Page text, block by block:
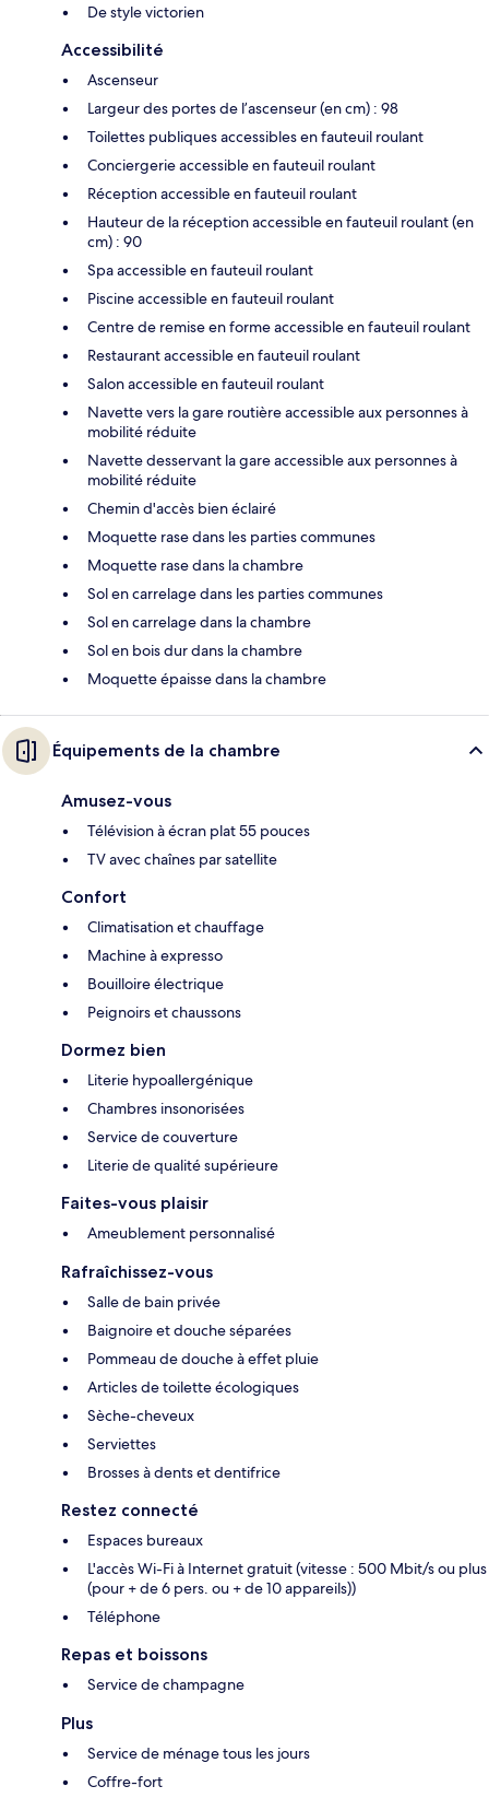
De style victorien
Accessibilité
Ascenseur
Largeur des portes de l’ascenseur (en cm) : 98
Toilettes publiques accessibles en fauteuil roulant
Conciergerie accessible en fauteuil roulant
Réception accessible en fauteuil roulant
Hauteur de la réception accessible en fauteuil roulant (en
cm) : 90
Spa accessible en fauteuil roulant
Piscine accessible en fauteuil roulant
Centre de remise en forme accessible en fauteuil roulant
Restaurant accessible en fauteuil roulant
Salon accessible en fauteuil roulant
Navette vers la gare routière accessible aux personnes à
mobilité réduite
Navette desservant la gare accessible aux personnes à
mobilité réduite
Chemin d'accès bien éclairé
Moquette rase dans les parties communes
Moquette rase dans la chambre
Sol en carrelage dans les parties communes
Sol en carrelage dans la chambre
Sol en bois dur dans la chambre
Moquette épaisse dans la chambre
Équipements de la chambre
Amusez-vous
Télévision à écran plat 55 pouces
TV avec chaînes par satellite
Confort
Climatisation et chauffage
Machine à expresso
Bouilloire électrique
Peignoirs et chaussons
Dormez bien
Literie hypoallergénique
Chambres insonorisées
Service de couverture
Literie de qualité supérieure
Faites-vous plaisir
Ameublement personnalisé
Rafraîchissez-vous
Salle de bain privée
Baignoire et douche séparées
Pommeau de douche à effet pluie
Articles de toilette écologiques
Sèche-cheveux
Serviettes
Brosses à dents et dentifrice
Restez connecté
Espaces bureaux
L'accès Wi-Fi à Internet gratuit (vitesse : 500 Mbit/s ou plus
(pour + de 6 pers. ou + de 10 appareils))
Téléphone
Repas et boissons
Service de champagne
Plus
Service de ménage tous les jours
Coffre-fort